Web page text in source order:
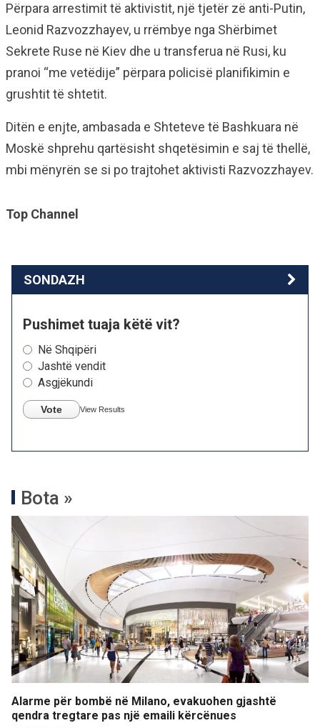
Përpara arrestimit të aktivistit, një tjetër zë anti-Putin,
Leonid Razvozzhayev, u rrëmbye nga Shërbimet
Sekrete Ruse në Kiev dhe u transferua në Rusi, ku
pranoi “me vetëdije” përpara policisë planifikimin e
grushtit të shtetit.
Ditën e enjte, ambasada e Shteteve të Bashkuara në
Moskë shprehu qartësisht shqetësimin e saj të thellë,
mbi mënyrën se si po trajtohet aktivisti Razvozzhayev.
Top Channel
SONDAZH
Pushimet tuaja këtë vit?
Në Shqipëri
Jashtë vendit
Asgjëkundi
Vote View Results
Bota »
Alarme për bombë në Milano, evakuohen gjashtë
qendra tregtare pas një emaili kërcënues